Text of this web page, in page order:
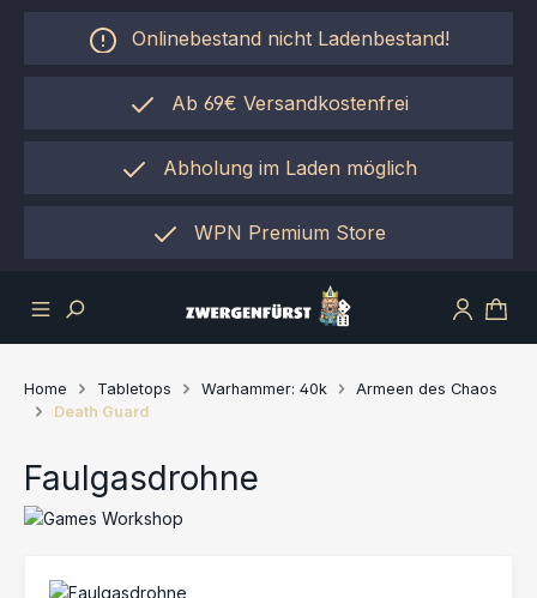
Zum Hauptinhalt springen
Onlinebestand nicht Ladenbestand!
Ab 69€ Versandkostenfrei
Abholung im Laden möglich
einfach per "Click&Collect"
WPN Premium Store
Home Tabletops Warhammer: 40k
Armeen des Chaos
Death Guard
Faulgasdrohne
Bildergalerie überspringen